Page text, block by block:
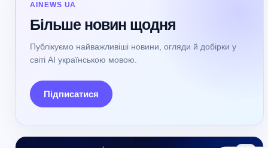
AINEWS UA
Більше новин щодня
Публікуємо найважливіші новини, огляди й добірки у
світі AI українською мовою.
Підписатися